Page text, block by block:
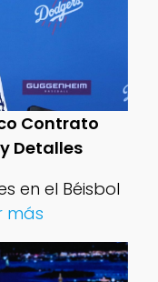
Contrato
Detalles
en el Béisbol
más